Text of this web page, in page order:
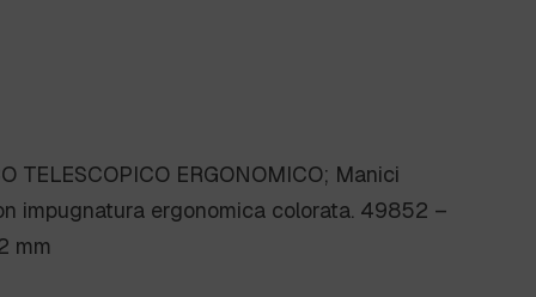
TELESCOPICO ERGONOMICO; Manici
impugnatura ergonomica colorata. 49852 –
mm